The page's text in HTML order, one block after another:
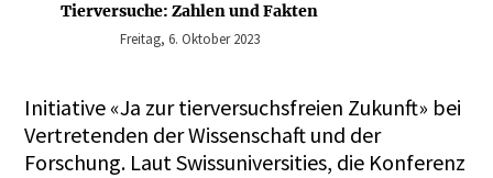
Tierversuche: Zahlen und Fakten
Freitag, 6. Oktober 2023
Initiative «Ja zur tierversuchsfreien Zukunft» bei
Vertretenden der Wissenschaft und der
Forschung. Laut Swissuniversities, die Konferenz